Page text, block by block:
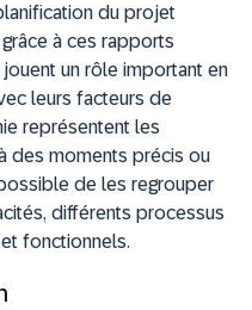
du projet
à ces rapports
un rôle important en
leurs facteurs de
représentent les
des moments précis ou
de les regrouper
différents processus
fonctionnels.